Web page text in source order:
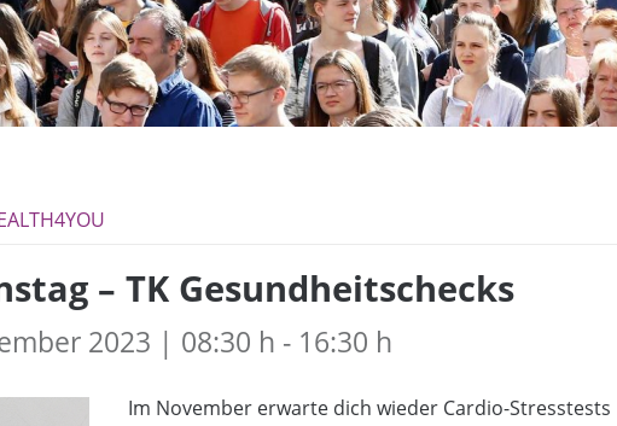
– TK Gesundheitschecks
2023 | 08:30 h - 16:30 h
Im November erwarte dich wieder Cardio-Stresstests